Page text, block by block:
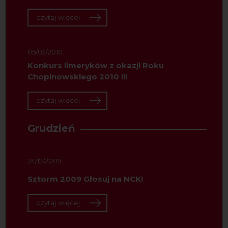
czytaj więcej
05/02/2010
Konkurs limeryków z okazji Roku
Chopinowskiego 2010 !!!
czytaj więcej
Grudzień
24/12/2009
Sztorm 2009 Głosuj na NCK!
czytaj więcej